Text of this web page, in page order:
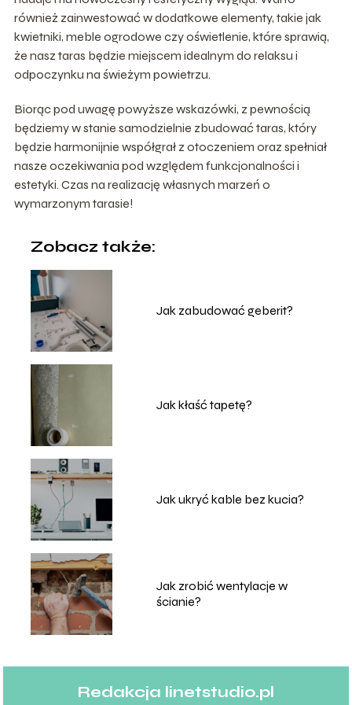
również zainwestować w dodatkowe elementy, takie jak
kwietniki, meble ogrodowe czy oświetlenie, które sprawią,
że nasz taras będzie miejscem idealnym do relaksu i
odpoczynku na świeżym powietrzu.
Biorąc pod uwagę powyższe wskazówki, z pewnością
będziemy w stanie samodzielnie zbudować taras, który
będzie harmonijnie współgrał z otoczeniem oraz spełniał
nasze oczekiwania pod względem funkcjonalności i
estetyki. Czas na realizację własnych marzeń o
wymarzonym tarasie!
Zobacz także:
Jak zabudować geberit?
Jak kłaść tapetę?
Jak ukryć kable bez kucia?
Jak zrobić wentylacje w
ścianie?
Redakcja linetstudio.pl